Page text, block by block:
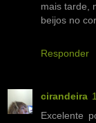
mais tarde,
beijos no
Responder
cirandeira
Excelente